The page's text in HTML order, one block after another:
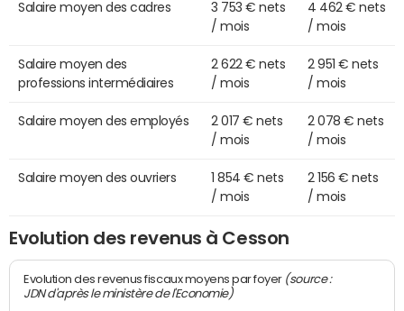
Salaire moyen des cadres
3 753 € nets
/ mois
4 462 € nets
/ mois
Salaire moyen des
professions intermédiaires
2 622 € nets
/ mois
2 951 € nets
/ mois
Salaire moyen des employés
2 017 € nets
/ mois
2 078 € nets
/ mois
Salaire moyen des ouvriers
1 854 € nets
/ mois
2 156 € nets
/ mois
Evolution des revenus à Cesson
Evolution des revenus fiscaux moyens par foyer (source :
JDN d'après le ministère de l'Economie)